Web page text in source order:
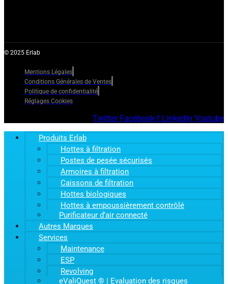
© 2025 Erlab
Mentions Légales
Conditions Générales de Ventes
Politique de confidentialité
Réglages Cookies
Twitter Facebook-f Linkedin Youtube
Produits Erlab
Hottes à filtration
Postes de pesée sécurisés
Armoires à filtration
Caissons de filtration
Hottes biologiques
Hottes à empoussièrement contrôlé
Purificateur d’air connecté
Autres Marques
Services
Maintenance
ESP
Revolving
eValiQuest ® | Evaluation des risques